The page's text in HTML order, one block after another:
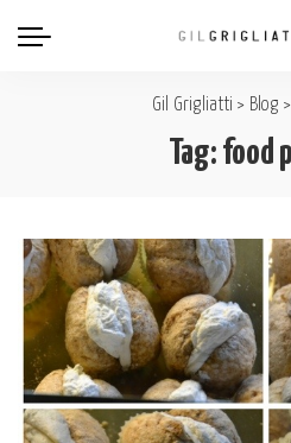
Gil Grigliatti > Blog
Tag: food